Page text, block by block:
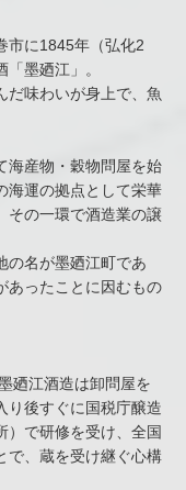
市に1845年（弘化2
墨廼江」。
だ味わいが身上で、魚
海産物・穀物問屋を始
海運の拠点として栄華
その一環で酒造業の譲
の名が墨廼江町であ
あったことに因むもの
廼江酒造は卸問屋を
り後すぐに国税庁醸造
）で研修を受け、全国
で、蔵を受け継ぐ心構